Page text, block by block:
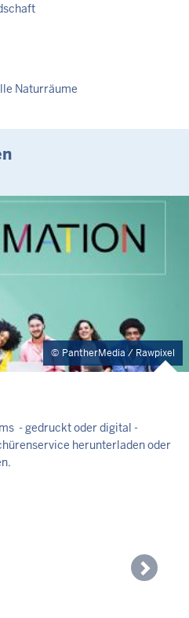
Naturräume
PantherMedia / Rawpixel
- gedruckt oder digital -
herunterladen oder